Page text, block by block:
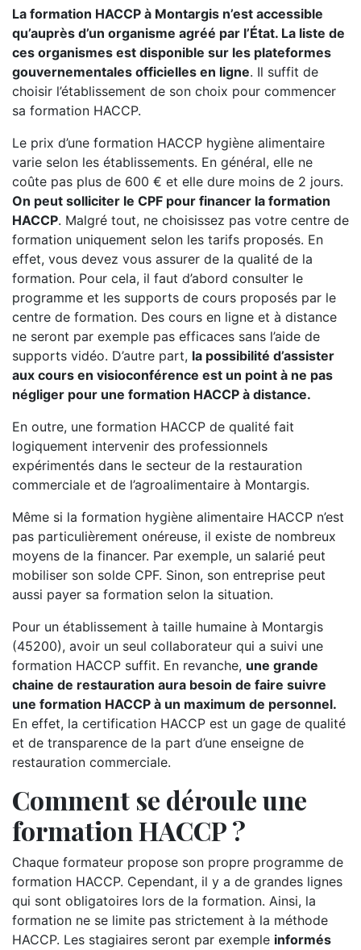
La formation HACCP à Montargis n’est accessible
qu’auprès d’un organisme agréé par l’État. La liste de
ces organismes est disponible sur les plateformes
gouvernementales officielles en ligne. Il suffit de
choisir l’établissement de son choix pour commencer
sa formation HACCP.
Le prix d’une formation HACCP hygiène alimentaire
varie selon les établissements. En général, elle ne
coûte pas plus de 600 € et elle dure moins de 2 jours.
On peut solliciter le CPF pour financer la formation
HACCP. Malgré tout, ne choisissez pas votre centre de
formation uniquement selon les tarifs proposés. En
effet, vous devez vous assurer de la qualité de la
formation. Pour cela, il faut d’abord consulter le
programme et les supports de cours proposés par le
centre de formation. Des cours en ligne et à distance
ne seront par exemple pas efficaces sans l’aide de
supports vidéo. D’autre part, la possibilité d’assister
aux cours en visioconférence est un point à ne pas
négliger pour une formation HACCP à distance.
En outre, une formation HACCP de qualité fait
logiquement intervenir des professionnels
expérimentés dans le secteur de la restauration
commerciale et de l’agroalimentaire à Montargis.
Même si la formation hygiène alimentaire HACCP n’est
pas particulièrement onéreuse, il existe de nombreux
moyens de la financer. Par exemple, un salarié peut
mobiliser son solde CPF. Sinon, son entreprise peut
aussi payer sa formation selon la situation.
Pour un établissement à taille humaine à Montargis
(45200), avoir un seul collaborateur qui a suivi une
formation HACCP suffit. En revanche, une grande
chaine de restauration aura besoin de faire suivre
une formation HACCP à un maximum de personnel.
En effet, la certification HACCP est un gage de qualité
et de transparence de la part d’une enseigne de
restauration commerciale.
Comment se déroule une
formation HACCP ?
Chaque formateur propose son propre programme de
formation HACCP. Cependant, il y a de grandes lignes
qui sont obligatoires lors de la formation. Ainsi, la
formation ne se limite pas strictement à la méthode
HACCP. Les stagiaires seront par exemple informés